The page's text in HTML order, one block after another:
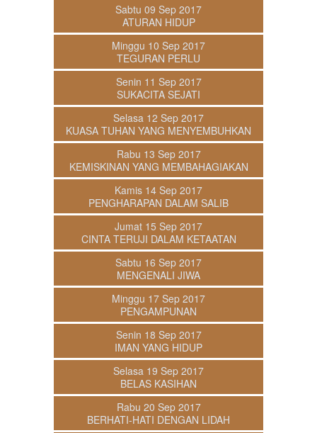
Sabtu 09 Sep 2017
ATURAN HIDUP
Minggu 10 Sep 2017
TEGURAN PERLU
Senin 11 Sep 2017
SUKACITA SEJATI
Selasa 12 Sep 2017
KUASA TUHAN YANG MENYEMBUHKAN
Rabu 13 Sep 2017
KEMISKINAN YANG MEMBAHAGIAKAN
Kamis 14 Sep 2017
PENGHARAPAN DALAM SALIB
Jumat 15 Sep 2017
CINTA TERUJI DALAM KETAATAN
Sabtu 16 Sep 2017
MENGENALI JIWA
Minggu 17 Sep 2017
PENGAMPUNAN
Senin 18 Sep 2017
IMAN YANG HIDUP
Selasa 19 Sep 2017
BELAS KASIHAN
Rabu 20 Sep 2017
BERHATI-HATI DENGAN LIDAH